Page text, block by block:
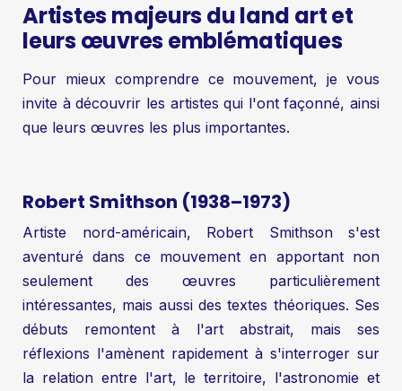
Artistes majeurs du land art et
leurs œuvres emblématiques
Pour mieux comprendre ce mouvement, je vous
invite à découvrir les artistes qui l'ont façonné, ainsi
que leurs œuvres les plus importantes.
Robert Smithson (1938–1973)
Artiste nord-américain, Robert Smithson s'est
aventuré dans ce mouvement en apportant non
seulement des œuvres particulièrement
intéressantes, mais aussi des textes théoriques. Ses
débuts remontent à l'art abstrait, mais ses
réflexions l'amènent rapidement à s'interroger sur
la relation entre l'art, le territoire, l'astronomie et